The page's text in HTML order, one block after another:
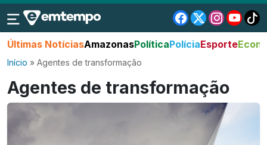
Últimas NotíciasAmazonasPolíticaPolíciaEsporte
Início » Agentes de transformação
Agentes de transformação